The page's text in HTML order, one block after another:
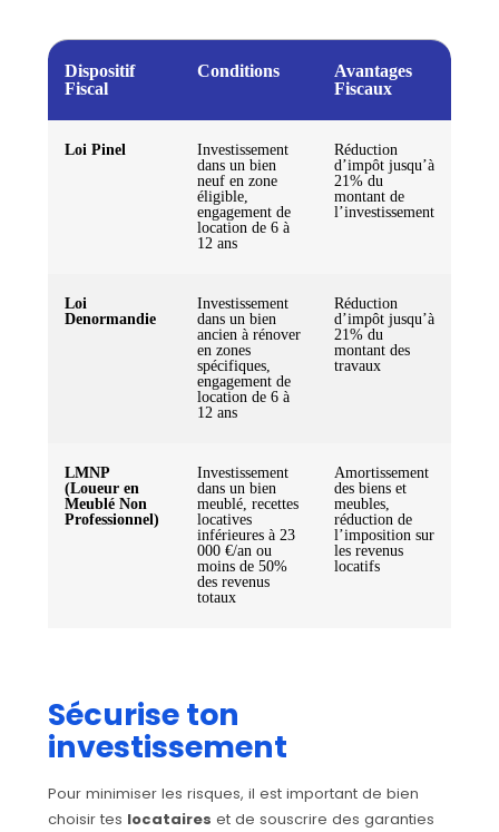
Dispositif
Fiscal
Conditions
Avantages
Fiscaux
Loi Pinel
Investissement
dans un bien
neuf en zone
éligible,
engagement de
location de 6 à
12 ans
Réduction
d’impôt jusqu’à
21% du
montant de
l’investissement
Loi
Denormandie
Investissement
dans un bien
ancien à rénover
en zones
spécifiques,
engagement de
location de 6 à
12 ans
Réduction
d’impôt jusqu’à
21% du
montant des
travaux
LMNP
(Loueur en
Meublé Non
Professionnel)
Investissement
dans un bien
meublé, recettes
locatives
inférieures à 23
000 €/an ou
moins de 50%
des revenus
totaux
Amortissement
des biens et
meubles,
réduction de
l’imposition sur
les revenus
locatifs
Sécurise ton
investissement
Pour minimiser les risques, il est important de bien
choisir tes locataires et de souscrire des garanties